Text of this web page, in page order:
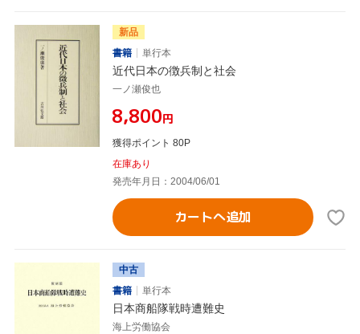
新品
書籍
単行本
近代日本の徴兵制と社会
一ノ瀬俊也
¥8,800円
獲得ポイント 80P
在庫あり
発売年月日：2004/06/01
カートへ追加
中古
書籍
単行本
日本商船隊戦時遭難史
海上労働協会